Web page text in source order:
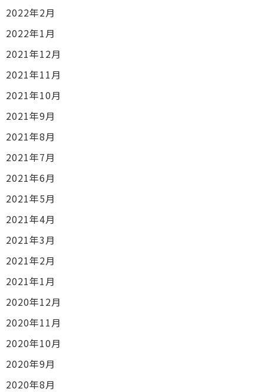
2022年2月
2022年1月
2021年12月
2021年11月
2021年10月
2021年9月
2021年8月
2021年7月
2021年6月
2021年5月
2021年4月
2021年3月
2021年2月
2021年1月
2020年12月
2020年11月
2020年10月
2020年9月
2020年8月